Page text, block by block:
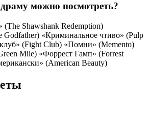
можно посмотреть?
Shawshank Redemption)
Godfather) «Криминальное чтиво» (Pulp
(Fight Club) «Помни» (Memento)
Mile) «Форрест Гамп» (Forrest
(American Beauty)